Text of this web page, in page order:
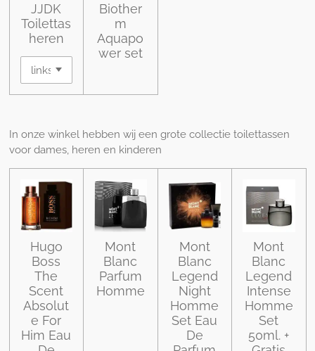
JJDK
Toilettas
heren
Biother
m
Aquapo
wer set
In onze winkel hebben wij een grote collectie toilettassen
voor dames, heren en kinderen
Hugo
Boss
The
Scent
Absolut
e For
Him Eau
Mont
Blanc
Parfum
Homme
Mont
Blanc
Legend
Night
Homme
Set Eau
De
Mont
Blanc
Legend
Intense
Homme
Set
50ml. +